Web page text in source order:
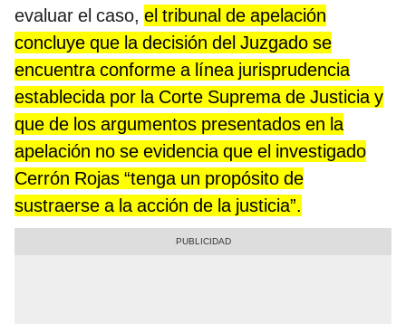
evaluar el caso, el tribunal de apelación
concluye que la decisión del Juzgado se
encuentra conforme a línea jurisprudencia
establecida por la Corte Suprema de Justicia y
que de los argumentos presentados en la
apelación no se evidencia que el investigado
Cerrón Rojas “tenga un propósito de
sustraerse a la acción de la justicia”.